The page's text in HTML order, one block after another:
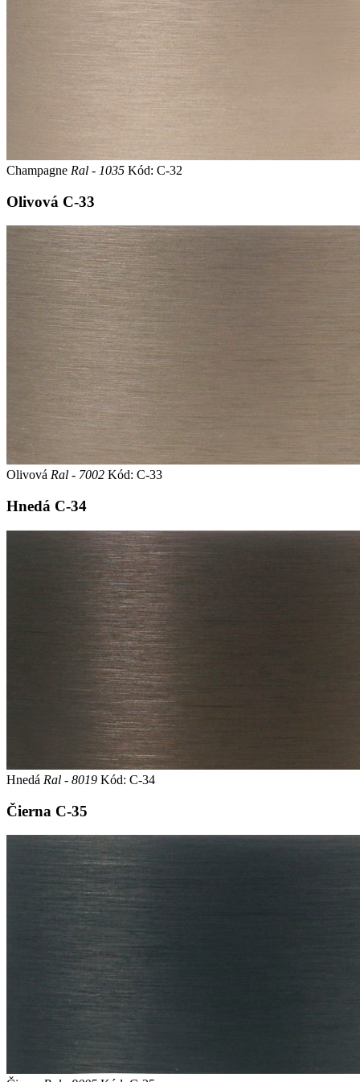
Champagne Ral - 1035 Kód: C-32
Olivová C-33
Olivová Ral - 7002 Kód: C-33
Hnedá C-34
Hnedá Ral - 8019 Kód: C-34
Čierna C-35